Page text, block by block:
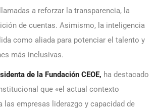
a reforzar la transparencia, la
de cuentas. Asimismo, la inteligencia
como aliada para potenciar el talento y
más inclusivas.
de la Fundación CEOE, ha destacado
que «el actual contexto
las empresas liderazgo y capacidad de